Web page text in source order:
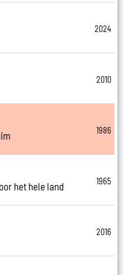
2024
2010
1986
het hele land
1965
2016